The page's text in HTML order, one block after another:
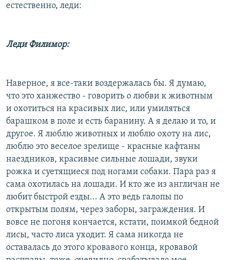
естественно, леди:
Леди Филимор:
Наверное, я все-таки воздержалась бы. Я думаю,
что это ханжество - говорить о любви к животным
и охотиться на красивых лис, или умиляться
барашком в поле и есть баранину. А я делаю и то, и
другое. Я люблю животных и люблю охоту на лис,
люблю это веселое зрелище - красные кафтаны
наездников, красивые сильные лошади, звуки
рожка и суетящиеся под ногами собаки. Пара раз я
сама охотилась на лошади. И кто же из англичан не
любит быстрой езды... А это ведь галопы по
открытым полям, через заборы, заграждения. И
вовсе не погоня кончается, кстати, поимкой бедной
лисы, часто лиса уходит. Я сама никогда не
оставалась до этого кровавого конца, кровавой